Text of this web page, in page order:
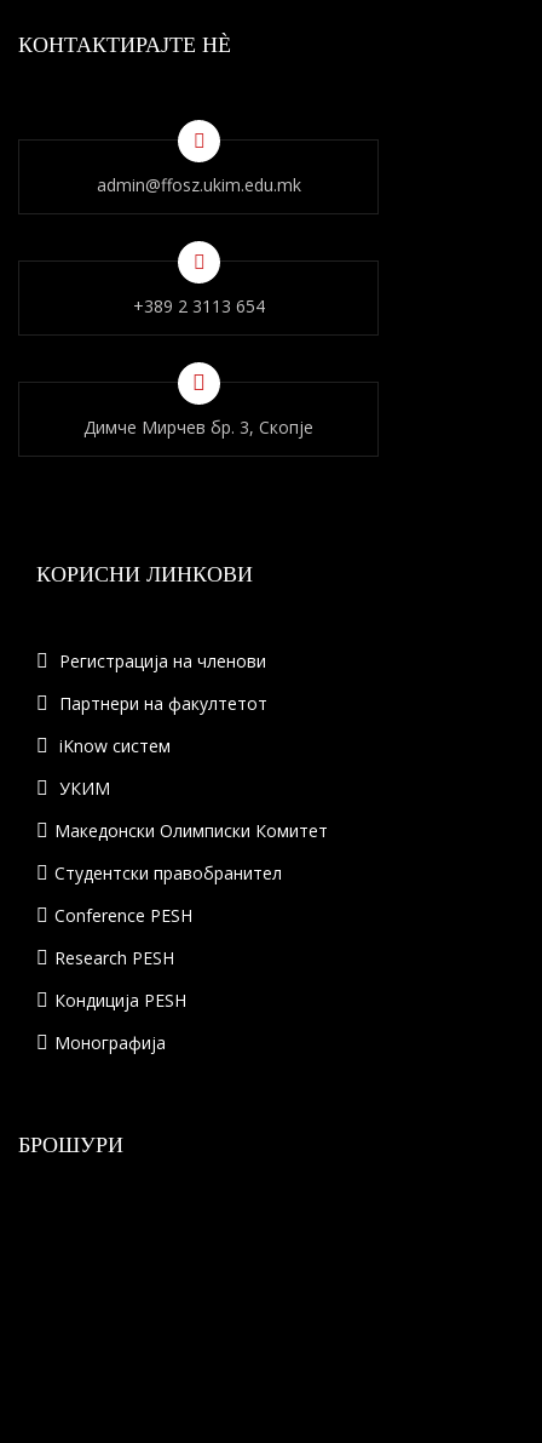
КОНТАКТИРАЈТЕ НÈ
admin@ffosz.ukim.edu.mk
+389 2 3113 654
Димче Мирчев бр. 3, Скопје
КОРИСНИ ЛИНКОВИ
Регистрација на членови
Партнери на факултетот
iKnow систем
УКИМ
Македонски Олимписки Комитет
Студентски правобранител
Conference PESH
Research PESH
Кондиција PESH
Монографија
БРОШУРИ